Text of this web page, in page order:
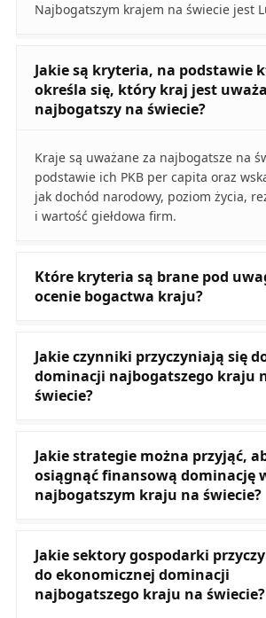
Najbogatszym krajem na świecie jest
Jakie są kryteria, na podstawie
określa się, który kraj jest
najbogatszy na świecie?
Kraje są uważane za najbogatsze na
podstawie ich PKB per capita oraz
jak dochód narodowy, poziom życia,
i wartość giełdowa firm.
Które kryteria są brane pod
ocenie bogactwa kraju?
Jakie czynniki przyczyniają się
dominacji najbogatszego kraju
świecie?
Jakie strategie można przyjąć,
osiągnąć finansową dominację
najbogatszym kraju na świecie?
Jakie sektory gospodarki
do ekonomicznej dominacji
najbogatszego kraju na świecie?